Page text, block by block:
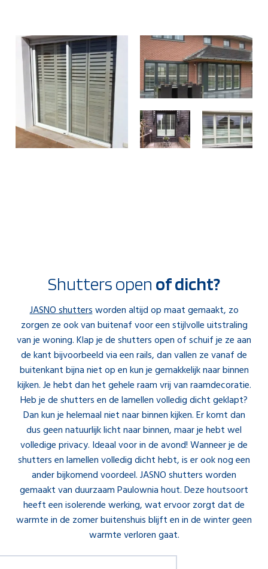
Shutters open of dicht?
JASNO shuttersworden altijd op maat gemaakt, zo
zorgen ze ook van buitenaf voor een stijlvolle uitstraling
van je woning. Klap je de shutters open of schuif je ze aan
de kant bijvoorbeeld via een rails, dan vallen ze vanaf de
buitenkant bijna niet op en kun je gemakkelijk naar binnen
kijken. Je hebt dan het gehele raam vrij van raamdecoratie.
Heb je de shutters en de lamellen volledig dicht geklapt?
Dan kun je helemaal niet naar binnen kijken. Er komt dan
dus geen natuurlijk licht naar binnen, maar je hebt wel
volledige privacy. Ideaal voor in de avond! Wanneer je de
shutters en lamellen volledig dicht hebt, is er ook nog een
ander bijkomend voordeel. JASNO shutters worden
gemaakt van duurzaam Paulownia hout. Deze houtsoort
heeft een isolerende werking, wat ervoor zorgt dat de
warmte in de zomer buitenshuis blijft en in de winter geen
warmte verloren gaat.